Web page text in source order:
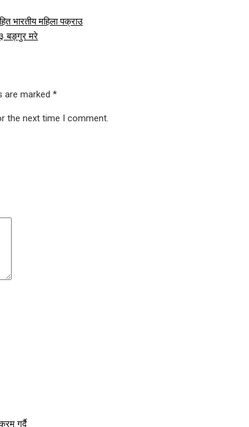
भारतीय महिला पक्राउ
बङ्गुर मरे
are marked *
the next time I comment.